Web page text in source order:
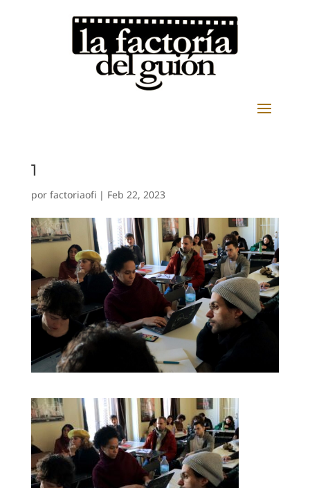
1
por factoriaofi| Feb 22, 2023